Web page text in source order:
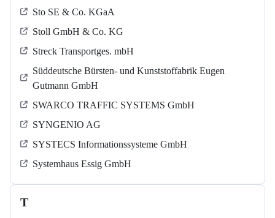
Sto SE & Co. KGaA
Stoll GmbH & Co. KG
Streck Transportges. mbH
Süddeutsche Bürsten- und Kunststoffabrik Eugen
Gutmann GmbH
SWARCO TRAFFIC SYSTEMS GmbH
SYNGENIO AG
SYSTECS Informationssysteme GmbH
Systemhaus Essig GmbH
T